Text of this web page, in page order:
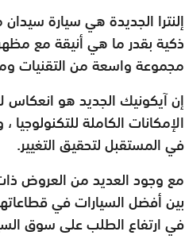
إلنترا الجديدة هي سيارة
ذكية بقدر ما هي أنيقة مع
مجموعة واسعة من التقنيات
إن آيكونيك الجديد هو انعكاس
الإمكانات الكاملة
في المستقبل لتحقيق التغيير.
مع وجود العديد من العروض
بين أفضل السيارات في
في ارتفاع الطلب على سوق